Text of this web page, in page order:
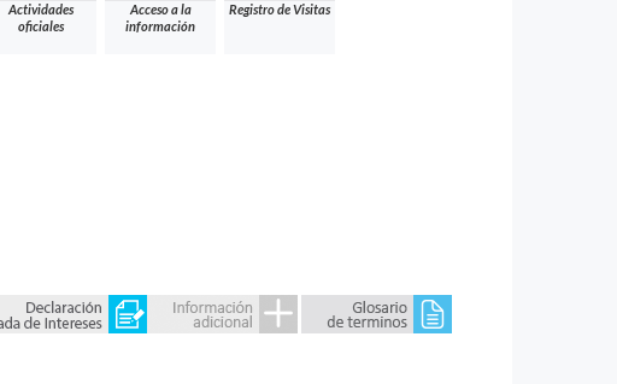
Actividades
oficiales
Acceso a la
información
Registro de Visitas